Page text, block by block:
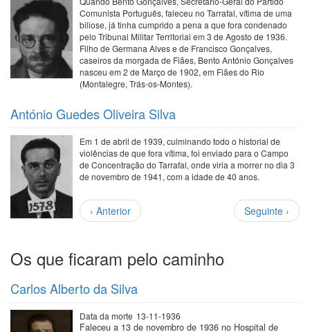
Comunista Português, faleceu no Tarrafal, vítima de uma
biliose, já tinha cumprido a pena a que fora condenado
pelo Tribunal Militar Territorial em 3 de Agosto de 1936.
Filho de Germana Alves e de Francisco Gonçalves,
caseiros da morgada de Fiães, Bento António Gonçalves
nasceu em 2 de Março de 1902, em Fiães do Rio
(Montalegre, Trás-os-Montes).
António Guedes Oliveira Silva
Em 1 de abril de 1939, culminando todo o historial de
violências de que fora vítima, foi enviado para o Campo
de Concentração do Tarrafal, onde viria a morrer no dia 3
de novembro de 1941, com a idade de 40 anos.
Paginação
Página
anterior
‹ Anterior
Próxima
página
Seguinte ›
Os que ficaram pelo caminho
Carlos Alberto da Silva
Data da morte 13-11-1936
Faleceu a 13 de novembro de 1936 no Hospital de